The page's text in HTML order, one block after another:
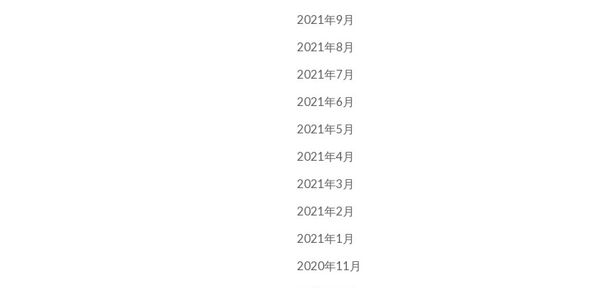
2021年9月
2021年8月
2021年7月
2021年6月
2021年5月
2021年4月
2021年3月
2021年2月
2021年1月
2020年11月